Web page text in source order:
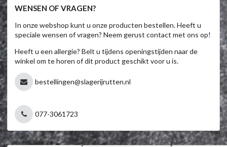
WENSEN OF VRAGEN?
In onze webshop kunt u onze producten bestellen. Heeft u
speciale wensen of vragen? Neem gerust contact met ons op!
Heeft u een allergie? Belt u tijdens openingstijden naar de
winkel om te horen of dit product geschikt voor u is.
bestellingen@slagerijrutten.nl
077-3061723